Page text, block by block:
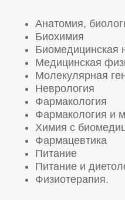
Анатомия,
Биохимия
Биомедицинская
Медицинская
Молекулярная
Неврология
Фармакология
Фармакология и
Химия с
Фармацевтика
Питание
Питание и
Физиотерапия.